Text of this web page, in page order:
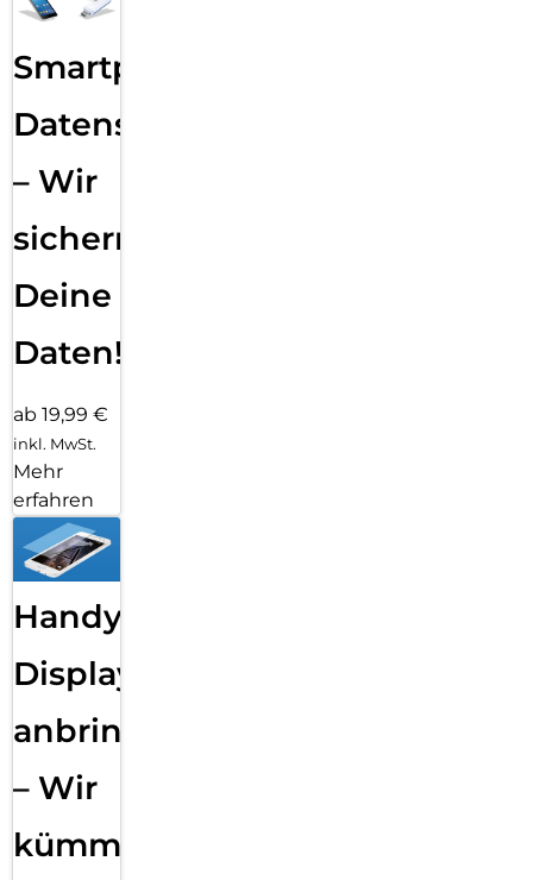
Smartphone
Datensicherung
– Wir
sichern
Deine
Daten!
ab 19,99 €
inkl. MwSt.
Mehr
erfahren
Handy
Displayfolie
anbringen
– Wir
kümmern